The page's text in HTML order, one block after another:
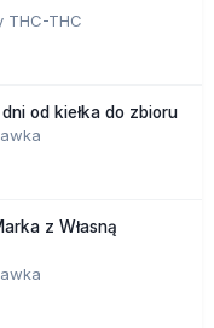
THC-THC
od kiełka do zbioru
z Własną